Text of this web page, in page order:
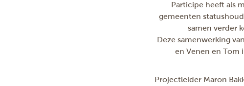
Participe heeft als
gemeenten
samen verder
Deze samenwerking
en Venen en Tom
Projectleider Maron